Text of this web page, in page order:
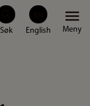
Meny